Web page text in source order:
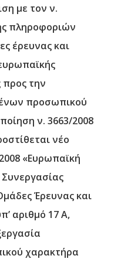
με τον ν.
πληροφοριών
έρευνας και
προς την
προσωπικού
ν. 3663/2008
νέο
«Ευρωπαϊκή
Έρευνας και
αριθμό 17 Α,
χαρακτήρα